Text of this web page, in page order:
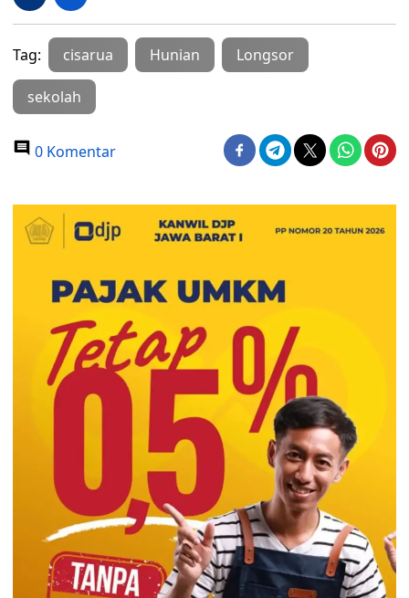
Tag: cisarua Hunian Longsor
sekolah
0 Komentar